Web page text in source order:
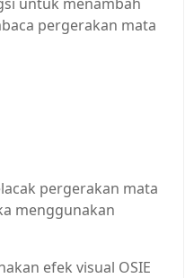
pergerakan mata
pergerakan mata
menggunakan
efek visual OSIE